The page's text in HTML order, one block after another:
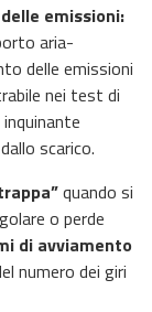
emissioni:
aria-
delle emissioni
nei test di
scarico.
quando si
o perde
di avviamento
numero dei giri